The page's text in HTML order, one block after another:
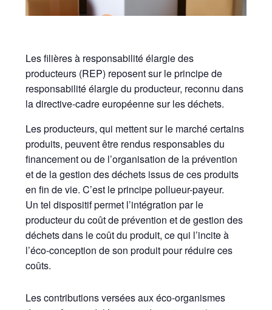
Les filières à responsabilité élargie des
producteurs (REP) reposent sur le principe de
responsabilité élargie du producteur, reconnu dans
la directive-cadre européenne sur les déchets.
Les producteurs, qui mettent sur le marché certains
produits, peuvent être rendus responsables du
financement ou de l’organisation de la prévention
et de la gestion des déchets issus de ces produits
en fin de vie. C’est le principe pollueur-payeur.
Un tel dispositif permet l’intégration par le
producteur du coût de prévention et de gestion des
déchets dans le coût du produit, ce qui l’incite à
l’éco-conception de son produit pour réduire ces
coûts.
Les contributions versées aux éco-organismes